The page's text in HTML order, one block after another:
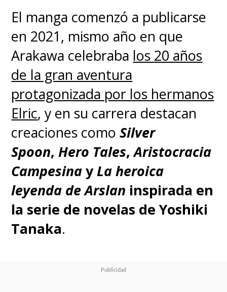
El manga comenzó a publicarse
en 2021, mismo año en que
Arakawa celebraba los 20 años
de la gran aventura
protagonizada por los hermanos
Elric, y en su carrera destacan
creaciones como Silver
Spoon, Hero Tales, Aristocracia
CampesinayLa heroica
leyenda de Arslan inspirada en
la serie de novelas de Yoshiki
Tanaka.